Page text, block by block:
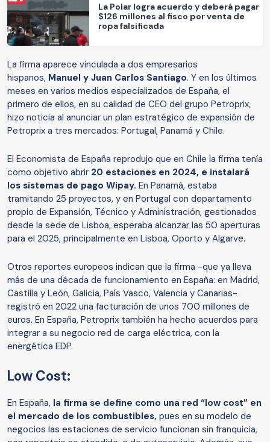
La Polar logra acuerdo y deberá pagar
$126 millones al fisco por venta de
ropa falsificada
La firma aparece vinculada a dos empresarios
hispanos, Manuel y Juan Carlos Santiago. Y en los últimos
meses en varios medios especializados de España, el
primero de ellos, en su calidad de CEO del grupo Petroprix,
hizo noticia al anunciar un plan estratégico de expansión de
Petroprix a tres mercados: Portugal, Panamá y Chile.
El Economista de España reprodujo que en Chile la firma tenía
como objetivo abrir 20 estaciones en 2024, e instalará
los sistemas de pago Wipay. En Panamá, estaba
tramitando 25 proyectos, y en Portugal con departamento
propio de Expansión, Técnico y Administración, gestionados
desde la sede de Lisboa, esperaba alcanzar las 50 aperturas
para el 2025, principalmente en Lisboa, Oporto y Algarve.
Otros reportes europeos indican que la firma -que ya lleva
más de una década de funcionamiento en España: en Madrid,
Castilla y León, Galicia, País Vasco, Valencia y Canarias-
registró en 2022 una facturación de unos 700 millones de
euros. En España, Petroprix también ha hecho acuerdos para
integrar a su negocio red de carga eléctrica, con la
energética EDP.
Low Cost:
En España, la firma se define como una red “low cost” en
el mercado de los combustibles, pues en su modelo de
negocios las estaciones de servicio funcionan sin franquicia,